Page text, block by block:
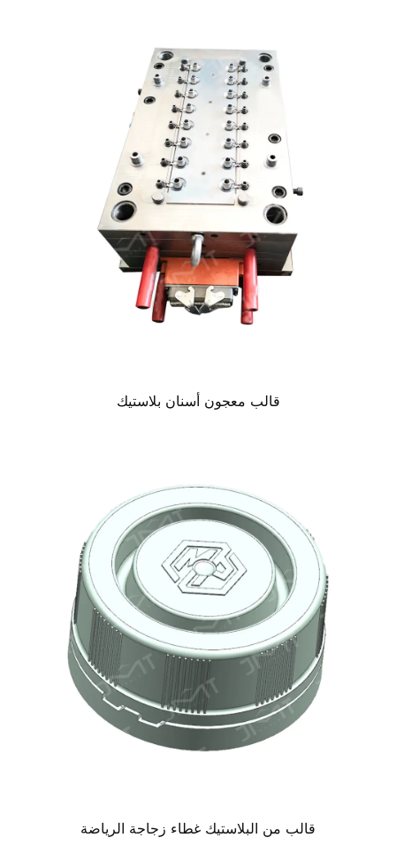
قالب معجون أسنان بلاستيك
قالب من البلاستيك غطاء زجاجة الرياضة